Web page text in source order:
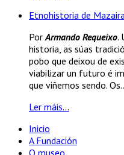
Etnohistoria de Mazaira
Por Armando Requeixo.
historia, as súas
pobo que deixou de
viabilizar un futuro é
que viñemos sendo.
Ler máis...
Inicio
A Fundación
O museo